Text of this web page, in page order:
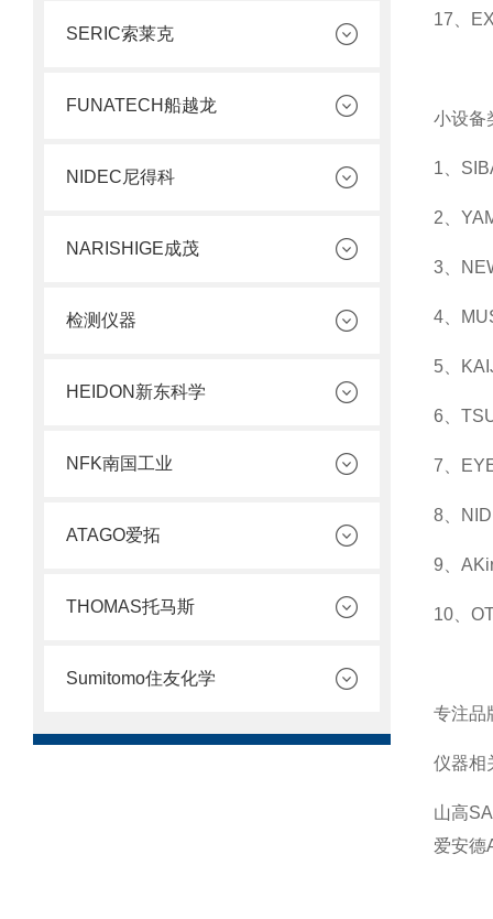
SERIC索莱克
FUNATECH船越龙
NIDEC尼得科
NARISHIGE成茂
检测仪器
HEIDON新东科学
NFK南国工业
ATAGO爱拓
THOMAS托马斯
Sumitomo住友化学
17、
小设备
1、
2、
3、
4、
5、
6、
7、
8、
9、
10、
专注品
仪器相
山高
爱安德